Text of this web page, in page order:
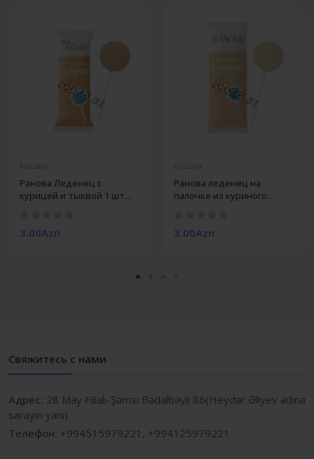
Ранова Леденец с
курицей и тыквой 1 шт...
3.00Azn
Ранова леденец на
палочке из куриного...
3.00Azn
Свяжитесь с нами
Адрес: 28 May Filialı-Şəmsi Bədəlbəyli 86(Heydər Əliyev adına
sarayın yanı)
Телефон: +994515979221, +994125979221